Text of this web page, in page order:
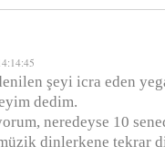
şeyi icra eden
dedim.
neredeyse 10
dinlerkene tekrar